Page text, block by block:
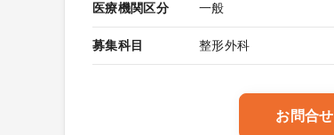
医療機関区分 一般
募集科目 整形外科
お問合せ